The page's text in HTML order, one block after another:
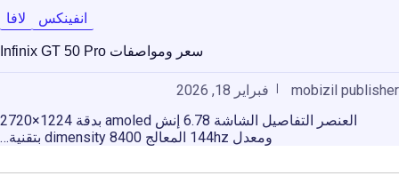
انفينكس لافا
سعر ومواصفات Infinix GT 50 Pro
mobizil publisher
فبراير 18, 2026
العنصر التفاصيل الشاشة 6.78 إنش amoled بدقة 1224×2720
ومعدل 144hz المعالج dimensity 8400 بتقنية…